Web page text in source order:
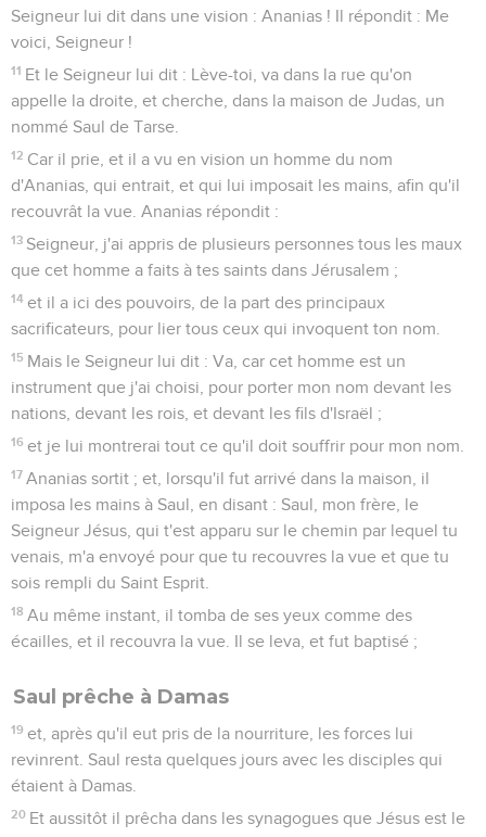
Seigneur lui dit dans une vision : Ananias ! Il répondit : Me
voici, Seigneur !
11 Et le Seigneur lui dit : Lève-toi, va dans la rue qu'on
appelle la droite, et cherche, dans la maison de Judas, un
nommé Saul de Tarse.
12 Car il prie, et il a vu en vision un homme du nom
d'Ananias, qui entrait, et qui lui imposait les mains, afin qu'il
recouvrât la vue. Ananias répondit :
13 Seigneur, j'ai appris de plusieurs personnes tous les maux
que cet homme a faits à tes saints dans Jérusalem ;
14 et il a ici des pouvoirs, de la part des principaux
sacrificateurs, pour lier tous ceux qui invoquent ton nom.
15 Mais le Seigneur lui dit : Va, car cet homme est un
instrument que j'ai choisi, pour porter mon nom devant les
nations, devant les rois, et devant les fils d'Israël ;
16 et je lui montrerai tout ce qu'il doit souffrir pour mon nom.
17 Ananias sortit ; et, lorsqu'il fut arrivé dans la maison, il
imposa les mains à Saul, en disant : Saul, mon frère, le
Seigneur Jésus, qui t'est apparu sur le chemin par lequel tu
venais, m'a envoyé pour que tu recouvres la vue et que tu
sois rempli du Saint Esprit.
18 Au même instant, il tomba de ses yeux comme des
écailles, et il recouvra la vue. Il se leva, et fut baptisé ;
Saul prêche à Damas
19 et, après qu'il eut pris de la nourriture, les forces lui
revinrent. Saul resta quelques jours avec les disciples qui
étaient à Damas.
20 Et aussitôt il prêcha dans les synagogues que Jésus est le